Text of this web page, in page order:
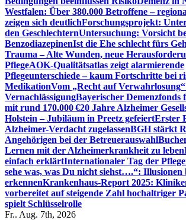
Westfalen: Über 380.000 Betroffene –
zeigen sich deutlichForschungsprojekt:
den GeschlechternUntersuchung: Vorsicht
BenzodiazepinenIst die Ehe schlecht fürs
Trauma – Alte Wunden, neue
PflegeAOK-Qualitätsatlas zeigt alarmierende
Pflegeunterschiede – kaum Fortschritte bei
MedikationVom „Recht auf
VernachlässigungBayerischer
mit rund 170.000 €20 Jahre Alzheimer
Holstein – Jubiläum in Preetz gefeiertErster
Alzheimer-Verdacht zugelassenBGH stärkt
Angehörigen bei der Betreuerauswahl
Lernen mit der Alzheimerkrankheit zu leben
einfach erklärtInternationaler Tag der
sehe was, was Du nicht siehst….“: Illusionen
erkennenKrankenhaus-Report 2025:
vorbereitet auf steigende Zahl hochaltriger
spielt Schlüsselrolle
Fr.. Aug. 7th, 2026